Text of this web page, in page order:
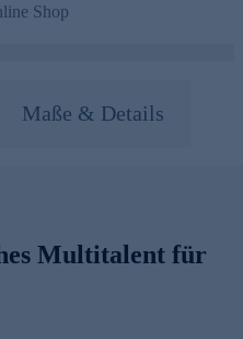
Shop
Maße & Details
Multitalent für